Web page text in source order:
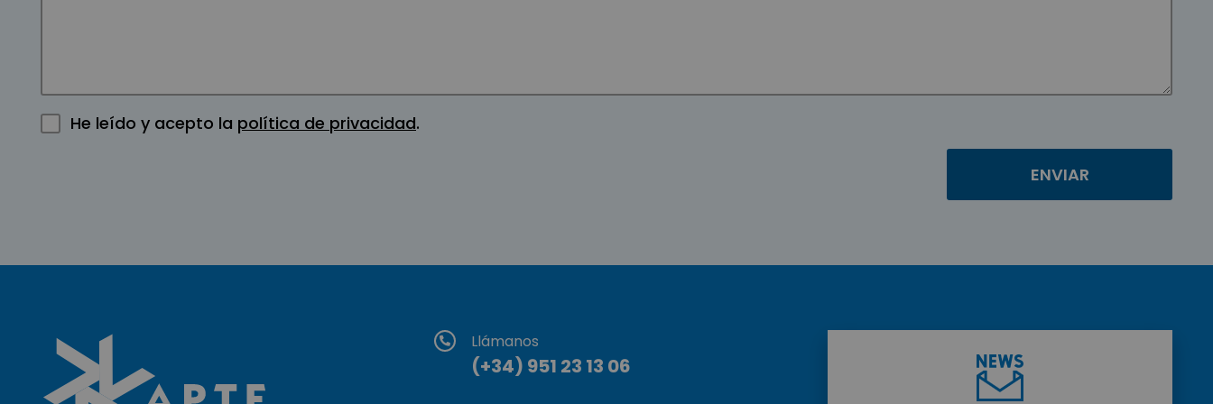
He leído y acepto la política de privacidad.
Llámanos
(+34) 951 23 13 06